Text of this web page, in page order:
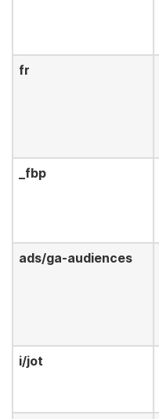
fr
_fbp
ads/ga-audiences
i/jot